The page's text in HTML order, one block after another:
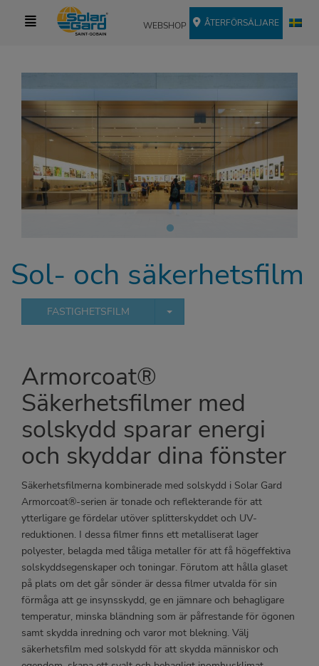
WEBSHOP ÅTERFÖRSÄLJARE
Sol- och säkerhetsfilm
FASTIGHETSFILM TOGGLE DROPDOWN
Armorcoat®
Säkerhetsfilmer med
solskydd sparar energi
och skyddar dina fönster
Säkerhetsfilmerna kombinerade med solskydd i Solar Gard
Armorcoat®-serien är tonade och reflekterande för att
ytterligare ge fördelar utöver splitterskyddet och UV-
reduktionen. I dessa filmer finns ett metalliserat lager
polyester, belagda med tåliga metaller för att få högeffektiva
solskyddsegenskaper och toningar. Förutom att hålla glaset
på plats om det går sönder är dessa filmer utvalda för sin
förmåga att ge insynsskydd, ge en jämnare och behagligare
temperatur, minska bländning som är påfrestande för ögonen
samt skydda inredning och varor mot blekning. Välj
säkerhetsfilm med solskydd för att skydda människor och